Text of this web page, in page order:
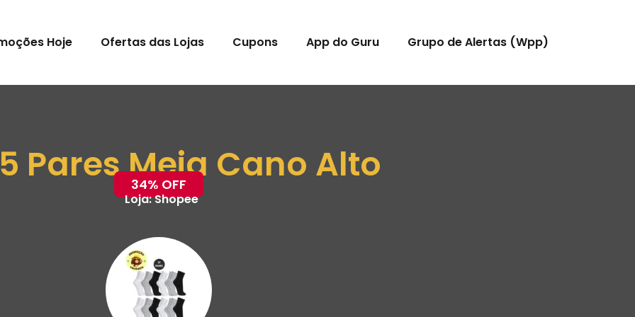
Hoje Ofertas das Lojas Cupons App do Guru Grupo de Alertas (Wpp)
Pares Meia Cano Alto
34% OFF
Loja:Shopee